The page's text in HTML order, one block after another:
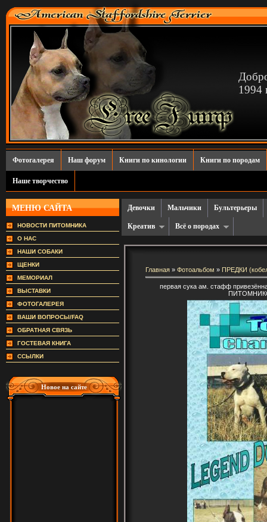
1994
Фотогалерея Наш форум Книги по кинологии Книги по породам
Наше творчество
МЕНЮ САЙТА
НОВОСТИ ПИТОМНИКА
О НАС
НАШИ СОБАКИ
ЩЕНКИ
МЕМОРИАЛ
ВЫСТАВКИ
ФОТОГАЛЕРЕЯ
ВАШИ ВОПРОСЫ/FAQ
ОБРАТНАЯ СВЯЗЬ
ГОСТЕВАЯ КНИГА
ССЫЛКИ
Новое на сайте
Девочки Мальчики Бультерьеры
Креатив Всё о породах
Главная » Фотоальбом » ПРЕДКИ
первая сука ам. стафф